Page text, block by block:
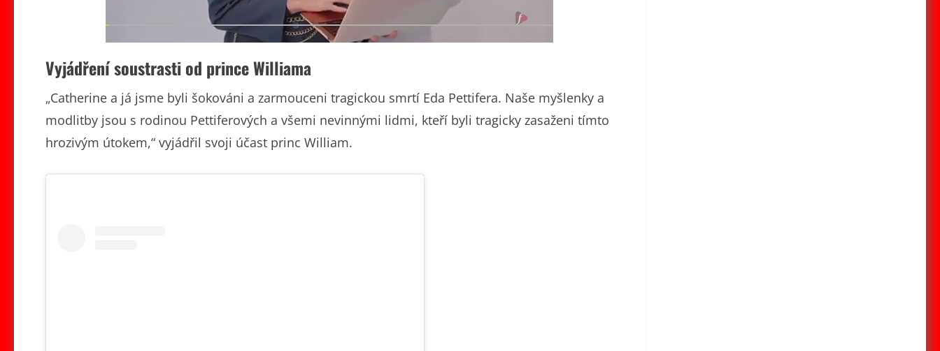
odstraňování chyb, Poskytování a zobrazování reklamy a
obsahu, Ukládání a sdělování voleb ochrany osobních údajů.
Vyjádření soustrasti od prince Williama
„Catherine a já jsme byli šokováni a zarmouceni tragickou smrtí Eda Pettifera. Naše myšlenky a
modlitby jsou s rodinou Pettiferových a všemi nevinnými lidmi, kteří byli tragicky zasaženi tímto
hrozivým útokem,“ vyjádřil svoji účast princ William.